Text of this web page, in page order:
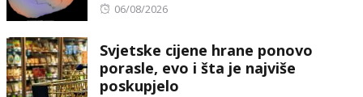
Posted
06/08/2026
Svjetske cijene hrane ponovo
porasle, evo i šta je najviše
poskupjelo